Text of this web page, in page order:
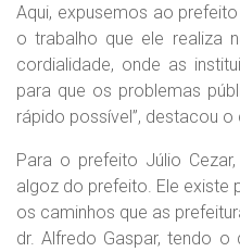
Aqui, expusemos ao
o trabalho que ele realiza
cordialidade, onde as
para que os problemas
rápido possível”, destacou o
Para o prefeito Júlio
algoz do prefeito. Ele existe
os caminhos que as
dr. Alfredo Gaspar, tendo